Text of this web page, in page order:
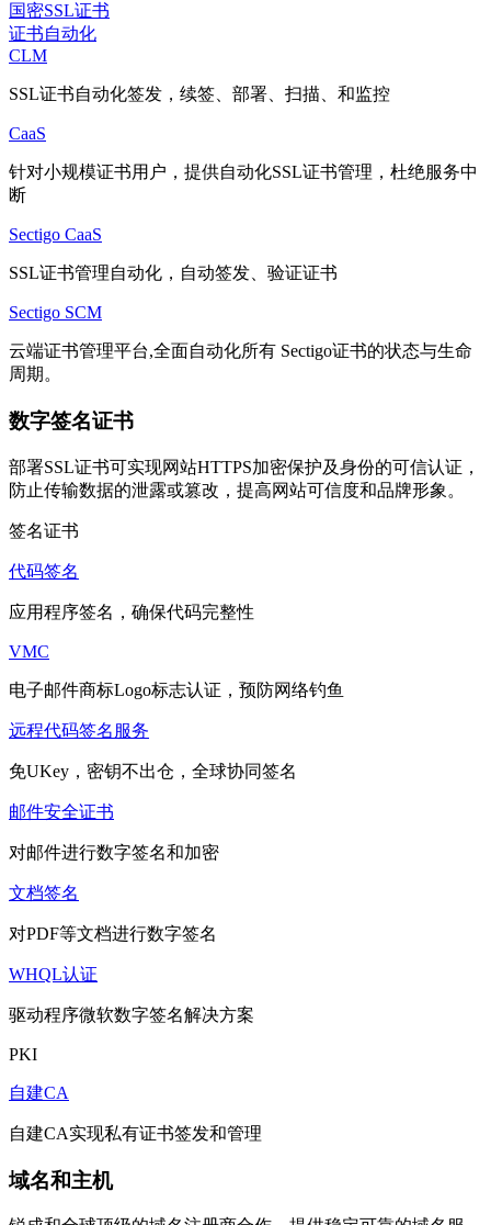
国密SSL证书
证书自动化
CLM
SSL证书自动化签发，续签、部署、扫描、和监控
CaaS
针对小规模证书用户，提供自动化SSL证书管理，杜绝服务中
断
Sectigo CaaS
SSL证书管理自动化，自动签发、验证证书
Sectigo SCM
云端证书管理平台,全面自动化所有 Sectigo证书的状态与生命
周期。
数字签名证书
部署SSL证书可实现网站HTTPS加密保护及身份的可信认证，
防止传输数据的泄露或篡改，提高网站可信度和品牌形象。
签名证书
代码签名
应用程序签名，确保代码完整性
VMC
电子邮件商标Logo标志认证，预防网络钓鱼
远程代码签名服务
免UKey，密钥不出仓，全球协同签名
邮件安全证书
对邮件进行数字签名和加密
文档签名
对PDF等文档进行数字签名
WHQL认证
驱动程序微软数字签名解决方案
PKI
自建CA
自建CA实现私有证书签发和管理
域名和主机